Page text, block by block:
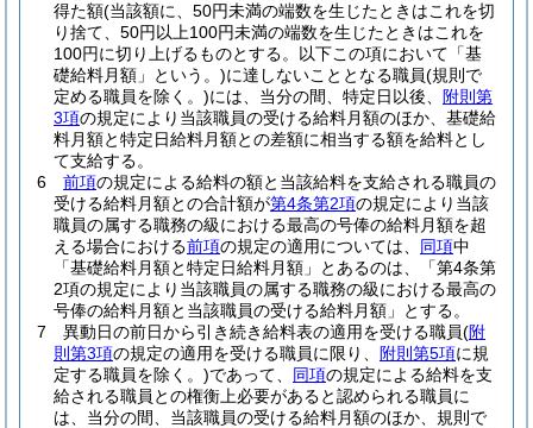
得た額(当該額に、50円未満の端数を生じたときはこれを切
り捨て、50円以上100円未満の端数を生じたときはこれを
100円に切り上げるものとする。以下この項において「基
礎給料月額」という。)に達しないこととなる職員(規則で
定める職員を除く。)には、当分の間、特定日以後、
附則第
3項の規定により当該職員の受ける給料月額のほか、基礎給
料月額と特定日給料月額との差額に相当する額を給料とし
て支給する。
6
前項の規定による給料の額と当該給料を支給される職員の
受ける給料月額との合計額が第4条第2項の規定により当該
職員の属する職務の級における最高の号俸の給料月額を超
える場合における前項の規定の適用については、 同項中
「基礎給料月額と特定日給料月額」とあるのは、「第4条第
2項の規定により当該職員の属する職務の級における最高の
号俸の給料月額と当該職員の受ける給料月額」とする。
7
異動日の前日から引き続き給料表の適用を受ける職員(附
則第3項の規定の適用を受ける職員に限り、 附則第5項に規
定する職員を除く。)であって、 同項の規定による給料を支
給される職員との権衡上必要があると認められる職員に
は、当分の間、当該職員の受ける給料月額のほか、規則で